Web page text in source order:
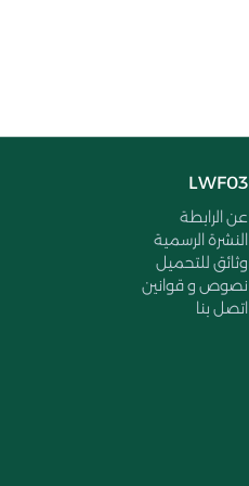
LWF03
عن الرابطة
النشرة الرسمية
وثائق للتحميل
نصوص و قوانين
اتصل بنا